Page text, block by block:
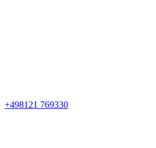
+498121 769330